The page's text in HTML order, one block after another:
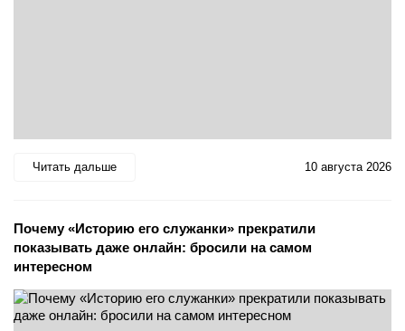
Читать дальше 10 августа 2026
Почему «Историю его служанки» прекратили
показывать даже онлайн: бросили на самом
интересном